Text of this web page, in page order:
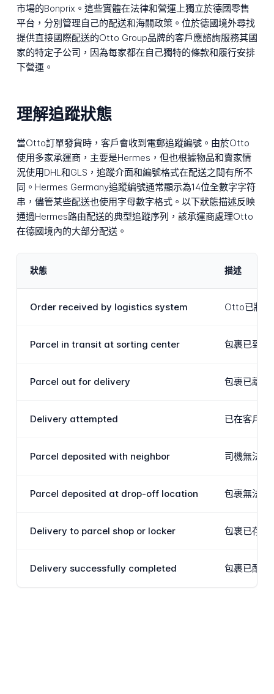
市場的Bonprix。這些實體在法律和營運上獨立於德國零售
平台，分別管理自己的配送和海關政策。位於德國境外尋找
提供直接國際配送的Otto Group品牌的客戶應諮詢服務其國
家的特定子公司，因為每家都在自己獨特的條款和履行安排
下營運。
理解追蹤狀態
當Otto訂單發貨時，客戶會收到電郵追蹤編號。由於Otto
使用多家承運商，主要是Hermes，但也根據物品和賣家情
況使用DHL和GLS，追蹤介面和編號格式在配送之間有所不
同。Hermes Germany追蹤編號通常顯示為14位全數字字符
串，儘管某些配送也使用字母數字格式。以下狀態描述反映
通過Hermes路由配送的典型追蹤序列，該承運商處理Otto
在德國境內的大部分配送。
狀態 描述
Order received by logistics system Otto已將配
Parcel in transit at sorting center 包裹已到達
Parcel out for delivery 包裹已離開
Delivery attempted 已在客戶地
Parcel deposited with neighbor 司機無法直
Parcel deposited at drop-off location 包裹無法配
Delivery to parcel shop or locker 包裹已存放
Delivery successfully completed 包裹已配送